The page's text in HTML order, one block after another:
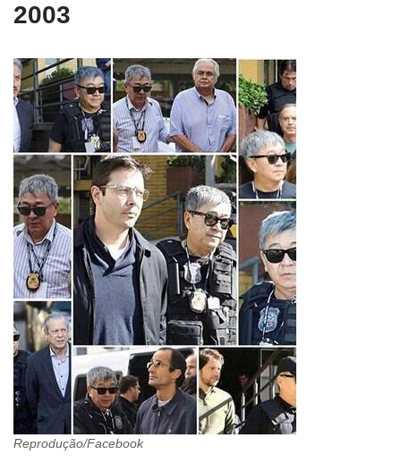
2003
Reprodução/Facebook